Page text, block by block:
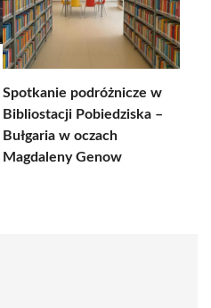
Spotkanie podróżnicze w
Bibliostacji Pobiedziska –
Bułgaria w oczach
Magdaleny Genow